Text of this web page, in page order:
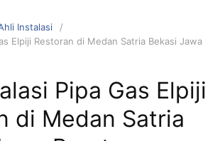
Instalasi
Elpiji Restoran di Medan Satria Bekasi Jawa
Pipa Gas Elpiji
di Medan Satria